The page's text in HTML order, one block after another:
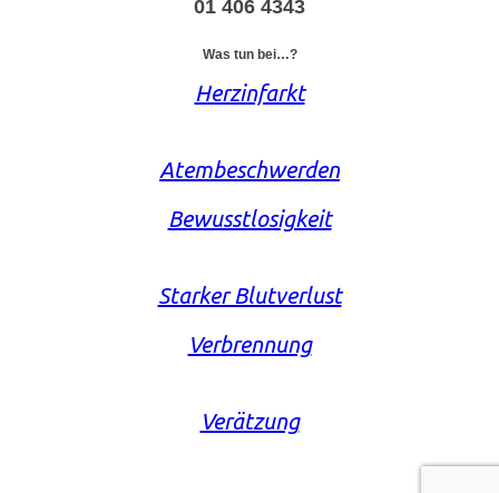
01 406 4343
Was tun bei…?
Herzinfarkt
Atembeschwerden
Bewusstlosigkeit
Starker Blutverlust
Verbrennung
Verätzung